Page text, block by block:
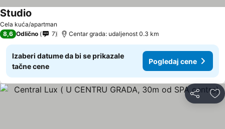
Cela kuća/apartman
Studio
8,6 Odlično 7 Centar grada: udaljenost 0.3 km
Izaberi datume da bi se prikazale
tačne cene
Pogledaj cene
Deli